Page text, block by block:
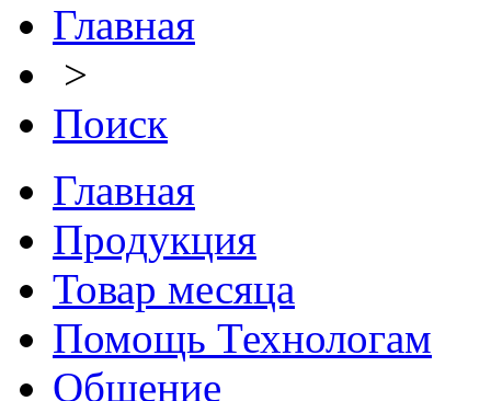
Главная
>
Поиск
Главная
Продукция
Товар месяца
Помощь Технологам
Общение